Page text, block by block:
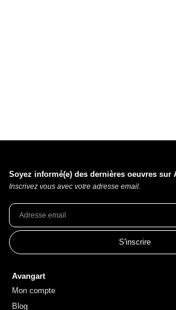
Avangart
Mon compte
Blog
Soyez informé(e) des dernières oeuvres sur
Inscrivez vous avec votre adresse email.
S'inscrire